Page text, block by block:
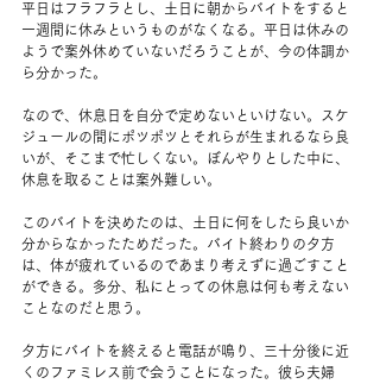
平日はフラフラとし、土日に朝からバイトをすると
一週間に休みというものがなくなる。平日は休みの
ようで案外休めていないだろうことが、今の体調か
ら分かった。
なので、休息日を自分で定めないといけない。スケ
ジュールの間にポツポツとそれらが生まれるなら良
いが、そこまで忙しくない。ぼんやりとした中に、
休息を取ることは案外難しい。
このバイトを決めたのは、土日に何をしたら良いか
分からなかったためだった。バイト終わりの夕方
は、体が疲れているのであまり考えずに過ごすこと
ができる。多分、私にとっての休息は何も考えない
ことなのだと思う。
夕方にバイトを終えると電話が鳴り、三十分後に近
くのファミレス前で会うことになった。彼ら夫婦